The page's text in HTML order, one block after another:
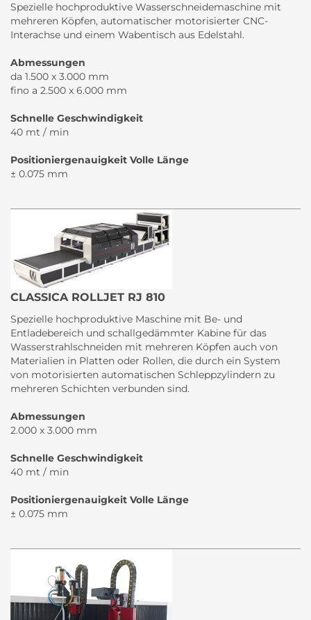
Spezielle hochproduktive Wasserschneidemaschine mit
mehreren Köpfen, automatischer motorisierter CNC-
Interachse und einem Wabentisch aus Edelstahl.
Abmessungen
da 1.500 x 3.000 mm
fino a 2.500 x 6.000 mm
Schnelle Geschwindigkeit
40 mt / min
Positioniergenauigkeit Volle Länge
± 0.075 mm
CLASSICA ROLLJET RJ 810
Spezielle hochproduktive Maschine mit Be- und
Entladebereich und schallgedämmter Kabine für das
Wasserstrahlschneiden mit mehreren Köpfen auch von
Materialien in Platten oder Rollen, die durch ein System
von motorisierten automatischen Schleppzylindern zu
mehreren Schichten verbunden sind.
Abmessungen
2.000 x 3.000 mm
Schnelle Geschwindigkeit
40 mt / min
Positioniergenauigkeit Volle Länge
± 0.075 mm